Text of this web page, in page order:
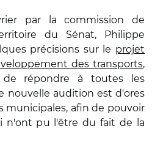
par la commission de
du Sénat, Philippe
précisions sur le projet
des transports,
répondre à toutes les
nouvelle audition est d'ores
municipales, afin de pouvoir
n'ont pu l'être du fait de la